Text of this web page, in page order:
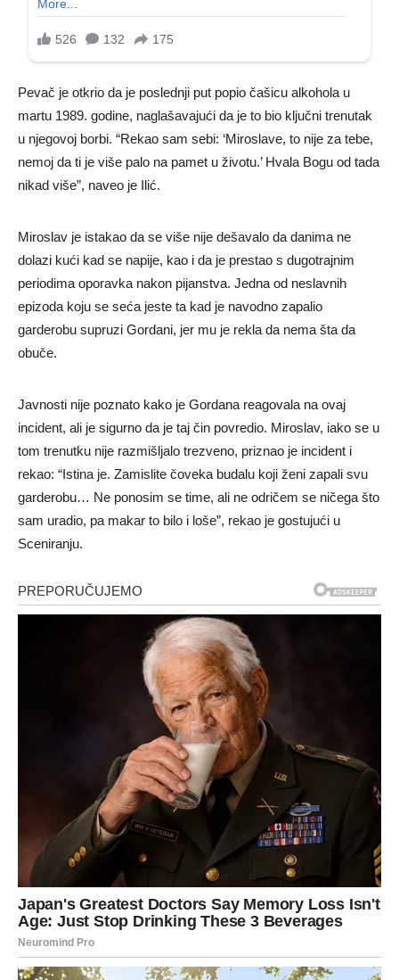
Pevač je otkrio da je poslednji put popio čašicu alkohola u
martu 1989. godine, naglašavajući da je to bio ključni trenutak
u njegovoj borbi. “Rekao sam sebi: ‘Miroslave, to nije za tebe,
nemoj da ti je više palo na pamet u životu.’ Hvala Bogu od tada
nikad više”, naveo je Ilić.
Miroslav je istakao da se više nije dešavalo da danima ne
dolazi kući kad se napije, kao i da je prestao s dugotrajnim
periodima oporavka nakon pijanstva. Jedna od neslavnih
epizoda koju se seća jeste ta kad je navodno zapalio
garderobu supruzi Gordani, jer mu je rekla da nema šta da
obuče.
Javnosti nije poznato kako je Gordana reagovala na ovaj
incident, ali je sigurno da je taj čin povredio. Miroslav, iako se u
tom trenutku nije razmišljalo trezveno, priznao je incident i
rekao: “Istina je. Zamislite čoveka budalu koji ženi zapali svu
garderobu… Ne ponosim se time, ali ne odričem se ničega što
sam uradio, pa makar to bilo i loše”, rekao je gostujući u
Sceniranju.